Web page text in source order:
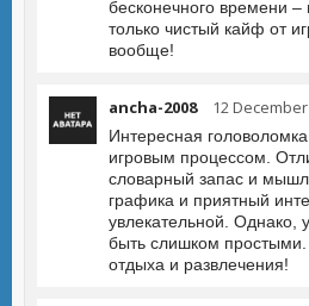
бесконечного времени –
только чистый кайф от
вообще!
ancha-2008 12
Интересная
игровым процессом.
словарный запас и
графика и приятный
увлекательной. Однако,
быть слишком
отдыха и развлечения!